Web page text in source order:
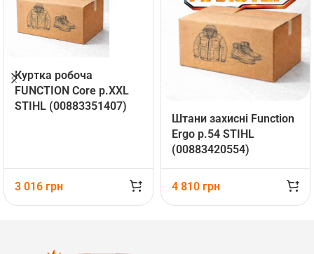
Куртка робоча
FUNCTION Core р.ХХL
STIHL (00883351407)
3 016 грн
Штани захисні Function
Ergo р.54 STIHL
(00883420554)
4 810 грн